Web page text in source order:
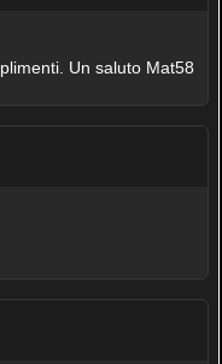
Un saluto Mat58